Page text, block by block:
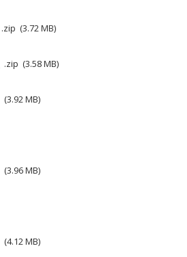
zip 3.72 MB
zip 3.58 MB
3.92 MB
3.96 MB
4.12 MB